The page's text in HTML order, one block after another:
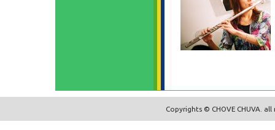
Copyrights © CHOVE CHUVA.